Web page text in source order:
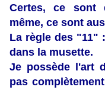
Certes, ce sont
même, ce sont
La règle des "11"
dans la musette.
Je possède l'art
pas